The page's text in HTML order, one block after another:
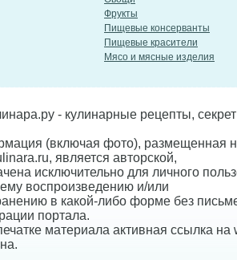
Фрукты
Пищевые консерванты
Пищевые красители
Мясо и мясные изделия
- кулинарные рецепты,
(включая фото), размещенная
является авторской,
исключительно для личного
воспроизведению и/или
в какой-либо форме без
портала.
материала активная ссылка на